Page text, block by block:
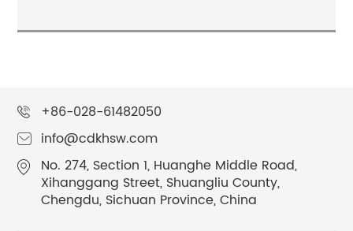
+86-028-61482050
info@cdkhsw.com
No. 274, Section 1, Huanghe Middle Road,
Xihanggang Street, Shuangliu County,
Chengdu, Sichuan Province, China